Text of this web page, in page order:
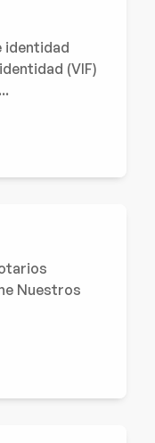
identidad
(VIF)
Nuestros